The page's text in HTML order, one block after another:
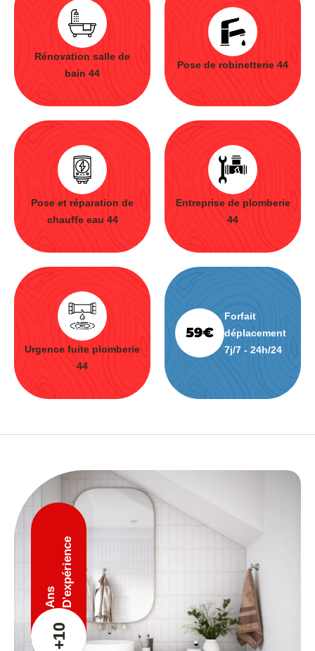
Rénovation salle de
bain 44
Pose de robinetterie 44
Pose et réparation de
chauffe eau 44
Entreprise de plomberie
44
Urgence fuite plomberie
44
Forfait
déplacement
7j/7 - 24h/24
+10
Ans D'expérience